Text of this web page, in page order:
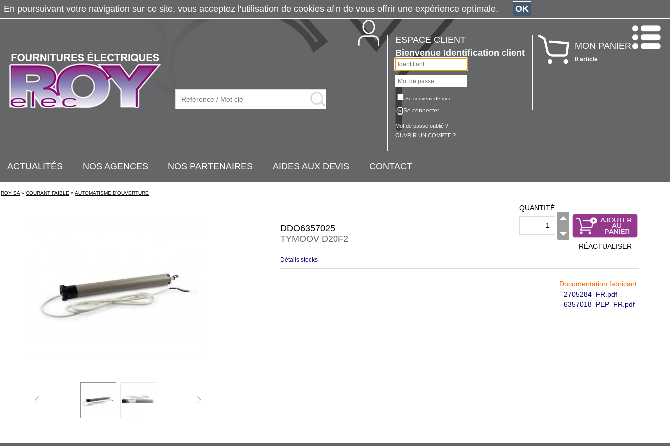
ESPACE CLIENT
Bienvenue Identification client
Se souvenir de moi
Se connecter
Mot de passe oublié ?
OUVRIR UN COMPTE ?
MON PANIER
0 article
ACTUALITÉS NOS AGENCES NOS PARTENAIRES AIDES AUX DEVIS CONTACT
ROY SA » COURANT FAIBLE » AUTOMATISME D'OUVERTURE
DDO6357025
TYMOOV D20F2
QUANTITÉ
RÉACTUALISER
Détails stocks
Documentation fabricant
2705284_FR.pdf
6357018_PEP_FR.pdf
En poursuivant votre navigation sur ce site, vous acceptez l'utilisation de cookies afin de vous offrir une expérience optimale. OK